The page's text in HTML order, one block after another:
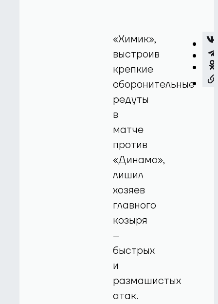
«Химик»,
выстроив
крепкие
оборонительные
редуты
в
матче
против
«Динамо»,
лишил
хозяев
главного
козыря
–
быстрых
и
размашистых
атак.